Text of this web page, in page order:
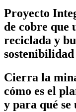
Proyecto
de cobre que
reciclada y
sostenibilidad
Cierra la
cómo es el
y para qué se